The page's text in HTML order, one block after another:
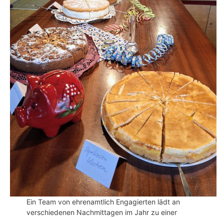
Ein Team von ehrenamtlich Engagierten lädt an
verschiedenen Nachmittagen im Jahr zu einer